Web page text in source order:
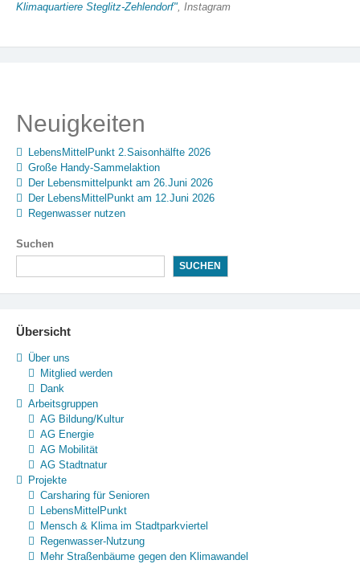
Klimaquartiere Steglitz-Zehlendorf", Instagram
Neuigkeiten
LebensMittelPunkt 2.Saisonhälfte 2026
Große Handy-Sammelaktion
Der Lebensmittelpunkt am 26.Juni 2026
Der LebensMittelPunkt am 12.Juni 2026
Regenwasser nutzen
Suchen
SUCHEN
Übersicht
Über uns
Mitglied werden
Dank
Arbeitsgruppen
AG Bildung/Kultur
AG Energie
AG Mobilität
AG Stadtnatur
Projekte
Carsharing für Senioren
LebensMittelPunkt
Mensch & Klima im Stadtparkviertel
Regenwasser-Nutzung
Mehr Straßenbäume gegen den Klimawandel